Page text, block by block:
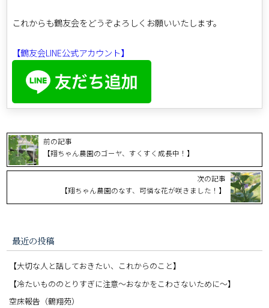
これからも鶴友会をどうぞよろしくお願いいたします。
【鶴友会LINE公式アカウント】
前の記事
【翔ちゃん農園のゴーヤ、すくすく成長中！】
次の記事
【翔ちゃん農園のなす、可憐な花が咲きました！】
最近の投稿
【大切な人と話しておきたい、これからのこと】
【冷たいもののとりすぎに注意〜おなかをこわさないために〜】
空床報告（鶴翔苑）